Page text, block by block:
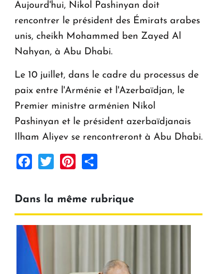
Aujourd'hui, Nikol Pashinyan doit
rencontrer le président des Émirats arabes
unis, cheikh Mohammed ben Zayed Al
Nahyan, à Abu Dhabi.
Le 10 juillet, dans le cadre du processus de
paix entre l'Arménie et l'Azerbaïdjan, le
Premier ministre arménien Nikol
Pashinyan et le président azerbaïdjanais
Ilham Aliyev se rencontreront à Abu Dhabi.
Facebook
TwitterPinterest
Dans la même rubrique